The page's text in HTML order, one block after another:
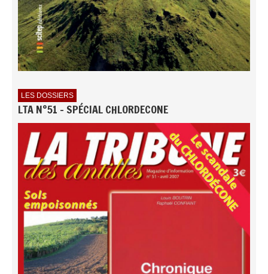
LES DOSSIERS
LTA N°51 - SPÉCIAL CHLORDECONE